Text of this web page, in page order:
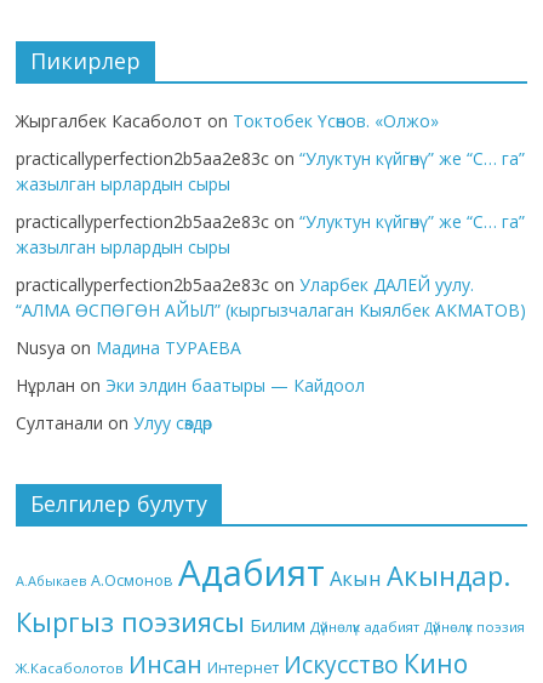
Пикирлер
Жыргалбек Касаболот on Токтобек Үсөнов. «Олжо»
practicallyperfection2b5aa2e83c on“Улуктун күйгөнү” же “С… га”
жазылган ырлардын сыры
practicallyperfection2b5aa2e83c on“Улуктун күйгөнү” же “С… га”
жазылган ырлардын сыры
practicallyperfection2b5aa2e83c onУларбек ДАЛЕЙ уулу.
“АЛМА ӨСПӨГӨН АЙЫЛ” (кыргызчалаган Кыялбек АКМАТОВ)
Nusya on Мадина ТУРАЕВА
Нұрлан on Эки элдин баатыры — Кайдоол
Султанали onУлуу сөздөр
Белгилер булуту
А.Абыкаев А.Осмонов Адабият Акын Акындар.
Кыргыз поэзиясы Билим Дүйнөлүк адабият Дүйнөлүк поэзия
Ж.Касаболотов Инсан Интернет Искусство Кино